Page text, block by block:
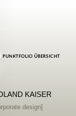
KAISER
design]